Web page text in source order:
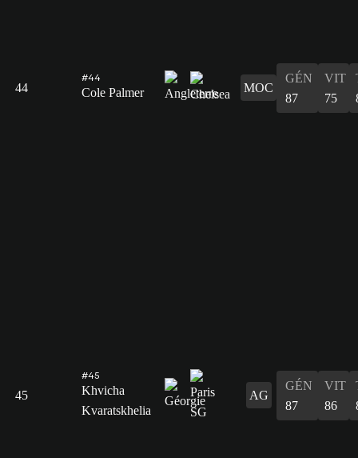
44
#44
Cole Palmer MOC
GÉN
87
VIT
75
45
#45
Khvicha
Kvaratskhelia
AG
GÉN
87
VIT
86